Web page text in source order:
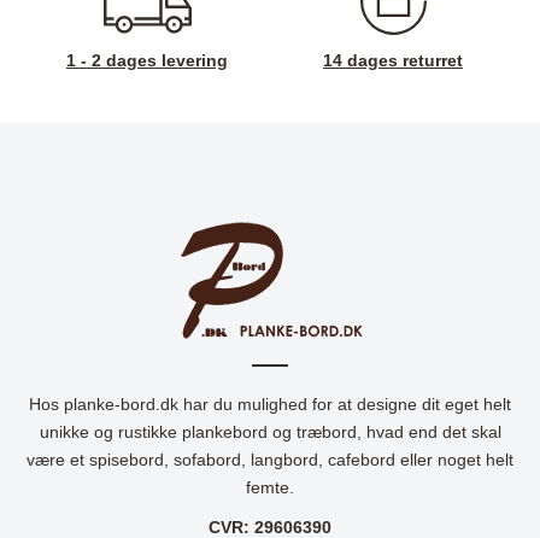
1 - 2 dages levering 14 dages returret
Hos planke-bord.dk har du mulighed for at designe dit eget helt
unikke og rustikke plankebord og træbord, hvad end det skal
være et spisebord, sofabord, langbord, cafebord eller noget helt
femte.
CVR: 29606390